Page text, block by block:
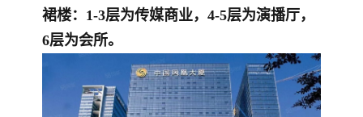
裙楼：1-3层为传媒商业，4-5层为演播厅，
6层为会所。